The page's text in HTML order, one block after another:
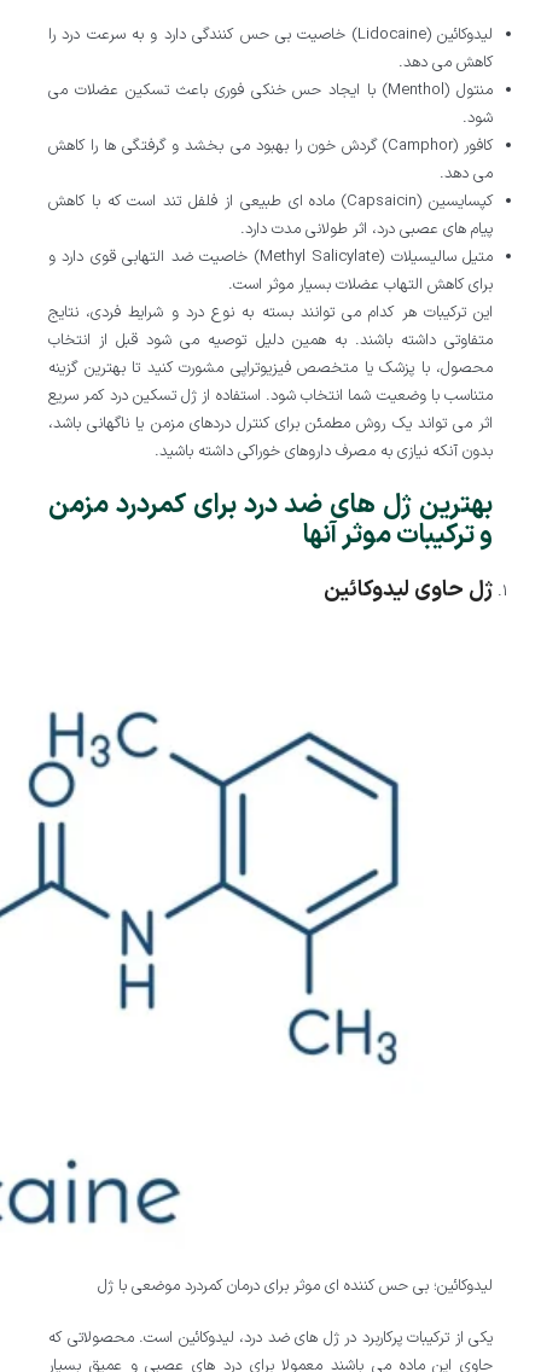
لیدوکائین (Lidocaine) خاصیت بی حس کنندگی دارد و به سرعت درد را
کاهش می دهد.
منتول (Menthol) با ایجاد حس خنکی فوری باعث تسکین عضلات می
شود.
کافور (Camphor) گردش خون را بهبود می بخشد و گرفتگی ها را کاهش
می دهد.
کپسایسین (Capsaicin) ماده ای طبیعی از فلفل تند است که با کاهش
پیام های عصبی درد، اثر طولانی مدت دارد.
متیل سالیسیلات (Methyl Salicylate) خاصیت ضد التهابی قوی دارد و
برای کاهش التهاب عضلات بسیار موثر است.
این ترکیبات هر کدام می توانند بسته به نوع درد و شرایط فردی، نتایج
متفاوتی داشته باشند. به همین دلیل توصیه می شود قبل از انتخاب
محصول، با پزشک یا متخصص فیزیوتراپی مشورت کنید تا بهترین گزینه
متناسب با وضعیت شما انتخاب شود. استفاده از ژل تسکین درد کمر سریع
اثر می تواند یک روش مطمئن برای کنترل دردهای مزمن یا ناگهانی باشد،
بدون آنکه نیازی به مصرف داروهای خوراکی داشته باشید.
بهترین ژل های ضد درد برای کمردرد مزمن
و ترکیبات موثر آنها
ژل حاوی لیدوکائین
لیدوکائین؛ بی حس کننده ای موثر برای درمان کمردرد موضعی با ژل
یکی از ترکیبات پرکاربرد در ژل های ضد درد، لیدوکائین است. محصولاتی که
حاوی این ماده می باشند معمولا برای درد های عصبی و عمیق بسیار